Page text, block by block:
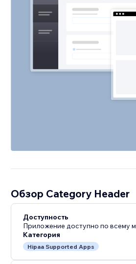
Обзор Category Header
Доступность
Приложение доступно по всему
Категория
Hipaa Supported Apps